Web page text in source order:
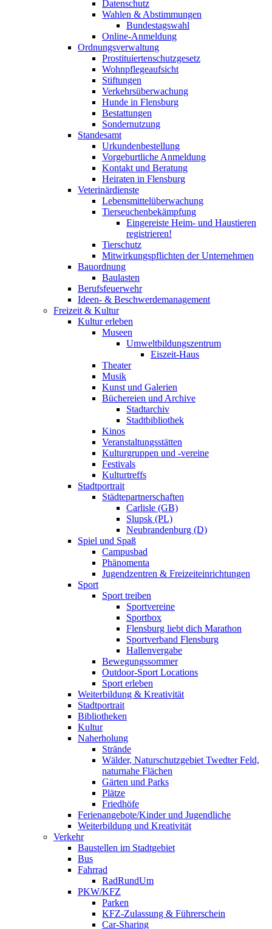
Datenschutz
Wahlen & Abstimmungen
Bundestagswahl
Online-Anmeldung
Ordnungsverwaltung
Prostituiertenschutzgesetz
Wohnpflegeaufsicht
Stiftungen
Verkehrsüberwachung
Hunde in Flensburg
Bestattungen
Sondernutzung
Standesamt
Urkundenbestellung
Vorgeburtliche Anmeldung
Kontakt und Beratung
Heiraten in Flensburg
Veterinärdienste
Lebensmittelüberwachung
Tierseuchenbekämpfung
Eingereiste Heim- und Haustieren
registrieren!
Tierschutz
Mitwirkungspflichten der Unternehmen
Bauordnung
Baulasten
Berufsfeuerwehr
Ideen- & Beschwerdemanagement
Freizeit & Kultur
Kultur erleben
Museen
Umweltbildungszentrum
Eiszeit-Haus
Theater
Musik
Kunst und Galerien
Büchereien und Archive
Stadtarchiv
Stadtbibliothek
Kinos
Veranstaltungsstätten
Kulturgruppen und -vereine
Festivals
Kulturtreffs
Stadtportrait
Städtepartnerschaften
Carlisle (GB)
Slupsk (PL)
Neubrandenburg (D)
Spiel und Spaß
Campusbad
Phänomenta
Jugendzentren & Freizeiteinrichtungen
Sport
Sport treiben
Sportvereine
Sportbox
Flensburg liebt dich Marathon
Sportverband Flensburg
Hallenvergabe
Bewegungssommer
Outdoor-Sport Locations
Sport erleben
Weiterbildung & Kreativität
Stadtportrait
Bibliotheken
Kultur
Naherholung
Strände
Wälder, Naturschutzgebiet Twedter Feld,
naturnahe Flächen
Gärten und Parks
Plätze
Friedhöfe
Ferienangebote/Kinder und Jugendliche
Weiterbildung und Kreativität
Verkehr
Baustellen im Stadtgebiet
Bus
Fahrrad
RadRundUm
PKW/KFZ
Parken
KFZ-Zulassung & Führerschein
Car-Sharing